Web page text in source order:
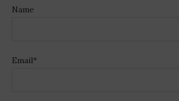
Name
Email*